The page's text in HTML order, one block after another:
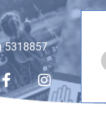
5318857
facebookinstagram